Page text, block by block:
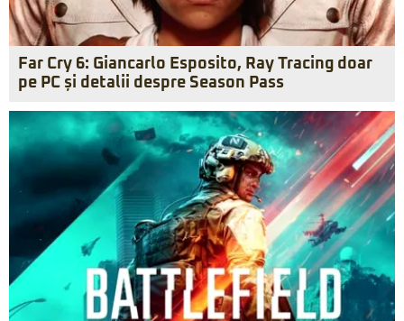
Far Cry 6: Giancarlo Esposito, Ray Tracing doar
pe PC și detalii despre Season Pass